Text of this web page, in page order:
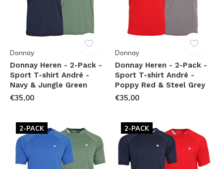
Donnay
Donnay Heren - 2-Pack -
Sport T-shirt André -
Navy & Jungle Green
€35,00
Donnay
Donnay Heren - 2-Pack -
Sport T-shirt André -
Poppy Red & Steel Grey
€35,00
2-PACK 2-PACK